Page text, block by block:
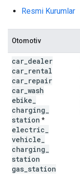
Resmi Kurumlar
Otomotiv
car dealer
car rental
car repair
car wash
ebike
charging
station *
electric
vehicle
charging
station
gas station